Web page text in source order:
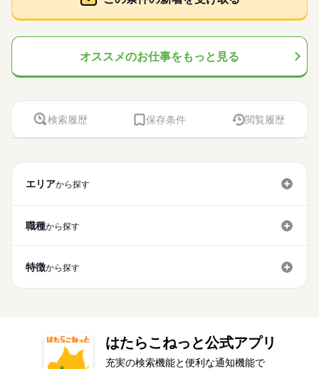
オススメのお仕事をもっと見る
検索履歴 保存条件 閲覧履歴
エリアから探す
職種から探す
特徴から探す
はたらこねっと公式アプリ
充実の検索機能と便利な通知機能で